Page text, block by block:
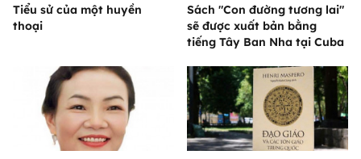
Tiểu sử của một huyền
thoại
Sách "Con đường tương lai"
sẽ được xuất bản bằng
tiếng Tây Ban Nha tại Cuba